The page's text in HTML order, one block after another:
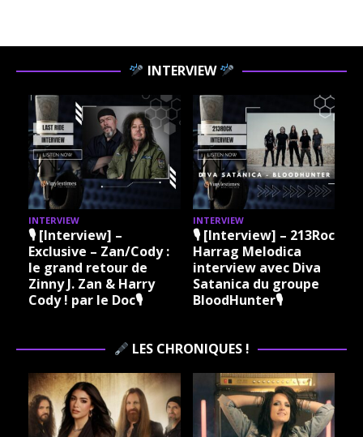
INTERVIEW
INTERVIEW
🎙 [Interview] –
Exclusive – Zan/Cody :
le grand retour de
Zinny J. Zan & Harry
Cody ! par le Doc🎙
INTERVIEW
🎙 [Interview] – 213Rock
Harrag Melodica
interview avec Diva
Satanica du groupe
BloodHunter🎙
LES CHRONIQUES !